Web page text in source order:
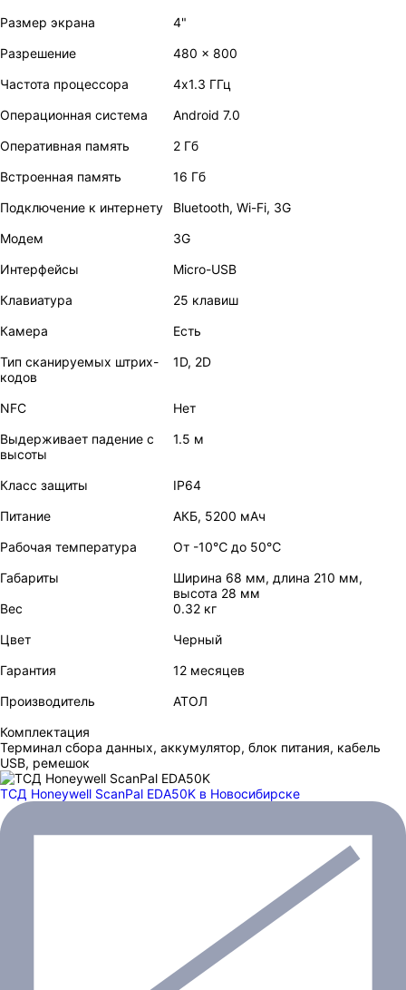
Размер экрана
4"
Разрешение
480 x 800
Частота процессора
4х1.3 ГГц
Операционная система
Android 7.0
Оперативная память
2 Гб
Встроенная память
16 Гб
Подключение к интернету
Bluetooth, Wi-Fi, 3G
Модем
3G
Интерфейсы
Micro-USB
Клавиатура
25 клавиш
Камера
Есть
Тип сканируемых штрих-
кодов
1D, 2D
NFC
Нет
Выдерживает падение с
высоты
1.5 м
Класс защиты
IP64
Питание
АКБ, 5200 мАч
Рабочая температура
От -10℃ до 50℃
Габариты
Ширина 68 мм, длина 210 мм,
высота 28 мм
Вес
0.32 кг
Цвет
Черный
Гарантия
12 месяцев
Производитель
АТОЛ
Комплектация
Терминал сбора данных, аккумулятор, блок питания, кабель
USB, ремешок
ТСД Honeywell ScanPal EDA50K в Новосибирске